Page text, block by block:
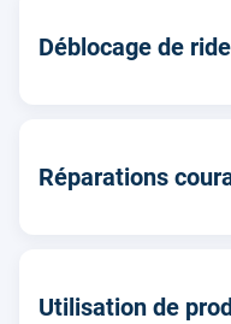
Déblocage de
Réparations
Utilisation de